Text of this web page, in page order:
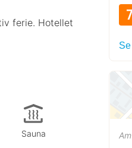
ferie. Hotellet
Sauna